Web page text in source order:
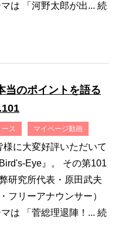
は 「河野太郎が出... 続
当のポイントを語る
ース マイページ動画
に大変好評いただいて
Eye』。 その第101
研究所代表・原田武夫
フリーアナウンサー）
は 「菅総理退陣！... 続